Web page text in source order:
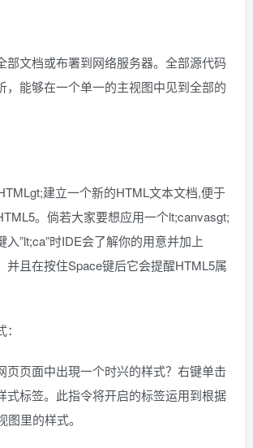
部文档或布署到网络服务器。全部源代码
，能够在一个单一的主视图中见到全部的
建立一个新的HTML文本文档,便于
。倘若大家要想应用一个lt;canvasgt;
入”lt;ca”时IDE会了解你的用意并加上
并且在按住Space键后它会提醒HTML5属
页页面中出現一个时兴的样式？右键单击
式标签。此指令将开启的标签运用到根据
里的样式。